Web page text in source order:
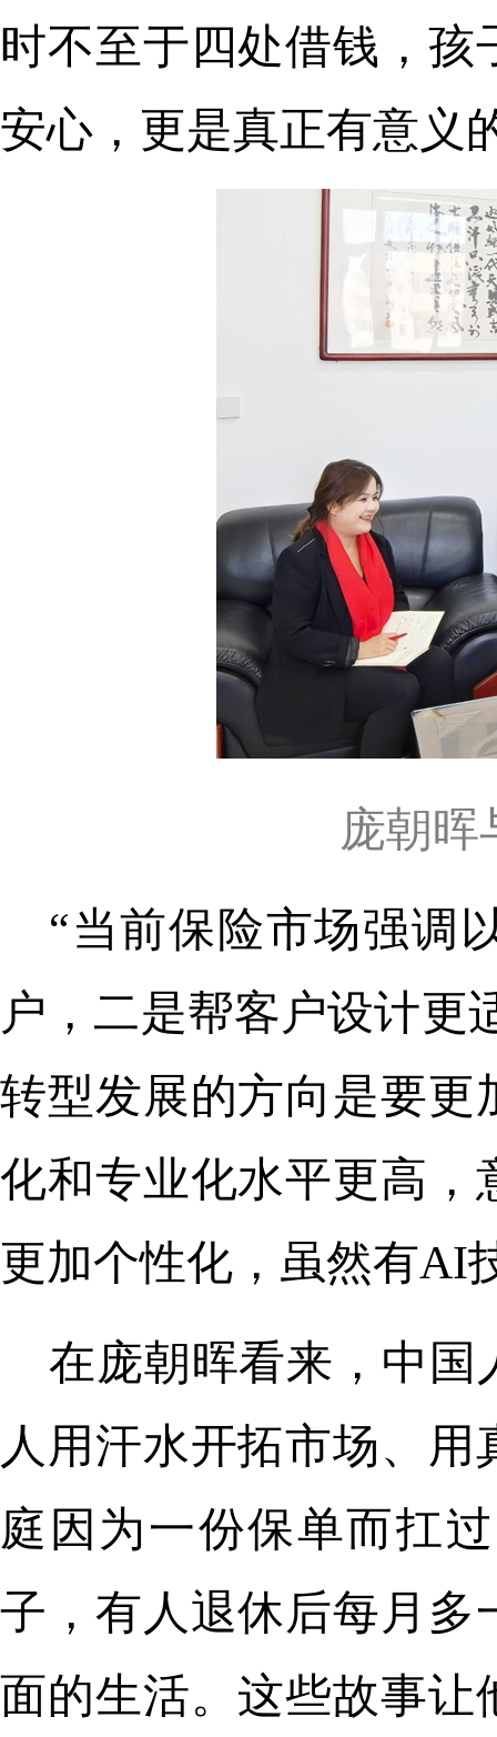
时不至于四处借钱，
安心，更是真正有意义
庞朝晖
“当前保险市场强调
户，二是帮客户设计更
转型发展的方向是要更
化和专业化水平更高，
更加个性化，虽然有AI
在庞朝晖看来，中国
人用汗水开拓市场、
庭因为一份保单而扛
子，有人退休后每月多
面的生活。这些故事让